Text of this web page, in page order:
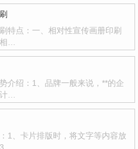
特点：一、相对性宣传画册印刷
…
介绍：1、品牌一般来说，**的企
…
1、卡片排版时，将文字等内容放